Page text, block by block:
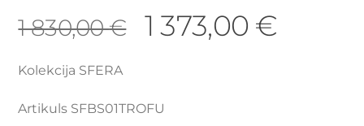
1 830,00€ 1 373,00 €
Kolekcija SFERA
Artikuls SFBS01TROFU